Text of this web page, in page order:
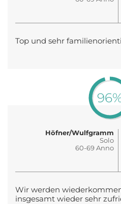
Top und sehr
Höfner/Wulfgramm
Solo
60-69 Anno
Wir werden
insgesamt wieder sehr